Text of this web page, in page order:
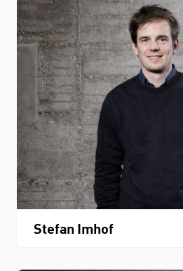
Stefan Imhof